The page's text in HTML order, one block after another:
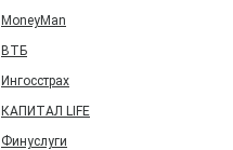
MoneyMan
ВТБ
Ингосстрах
КАПИТАЛ LIFE
Финуслуги